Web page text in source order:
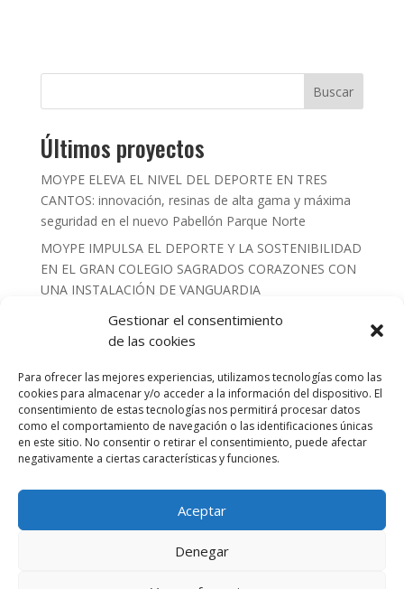
Gestionar el consentimiento
de las cookies
Para ofrecer las mejores experiencias, utilizamos tecnologías como las
cookies para almacenar y/o acceder a la información del dispositivo. El
consentimiento de estas tecnologías nos permitirá procesar datos
como el comportamiento de navegación o las identificaciones únicas
en este sitio. No consentir o retirar el consentimiento, puede afectar
negativamente a ciertas características y funciones.
Aceptar
Denegar
Buscar
Últimos proyectos
MOYPE ELEVA EL NIVEL DEL DEPORTE EN TRES
CANTOS: innovación, resinas de alta gama y máxima
seguridad en el nuevo Pabellón Parque Norte
MOYPE IMPULSA EL DEPORTE Y LA SOSTENIBILIDAD
EN EL GRAN COLEGIO SAGRADOS CORAZONES CON
UNA INSTALACIÓN DE VANGUARDIA
MOYPE INSTALA 540 M2 DE RED DE FONDOS
COMBINADA CON LONA DE PVC PARA EL
PARACUELLLOS DEL JARAMA
REVOLUCIÓN SOBRE LA PISTA: Estrenamos 685 m² de
tecnología Tenis Life de Composan en Las Rozas
EQUIPAMIENTO DE ÉLITE PARA EL DEPORTE DE
EN EL CAR DE MADRID.
Instalación de nuevas protecciones y banquillos
antivandálicos en el Campo de Fútbol de Humanes de